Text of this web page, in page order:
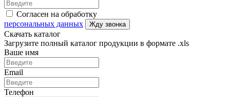
Согласен на обработку
персональных данных
Жду звонка
Скачать каталог
Загрузите полный каталог продукции в формате .xls
Ваше имя
Email
Телефон